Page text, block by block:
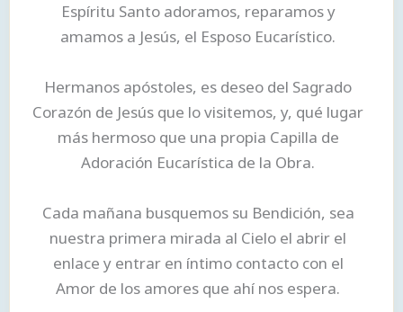
Espíritu Santo adoramos, reparamos y
amamos a Jesús, el Esposo Eucarístico.
Hermanos apóstoles, es deseo del Sagrado
Corazón de Jesús que lo visitemos, y, qué lugar
más hermoso que una propia Capilla de
Adoración Eucarística de la Obra.
Cada mañana busquemos su Bendición, sea
nuestra primera mirada al Cielo el abrir el
enlace y entrar en íntimo contacto con el
Amor de los amores que ahí nos espera.